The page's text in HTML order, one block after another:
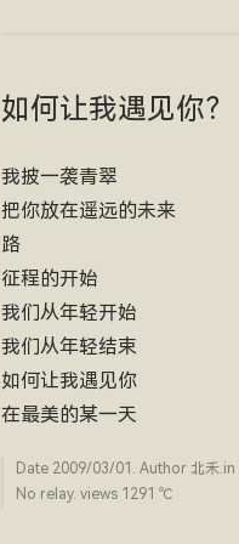
如何让我遇见你？
我披一袭青翠
把你放在遥远的未来
路
征程的开始
我们从年轻开始
我们从年轻结束
如何让我遇见你
在最美的某一天
Date 2009/03/01 . Author 北禾.in
No relay. views 1291 ­℃